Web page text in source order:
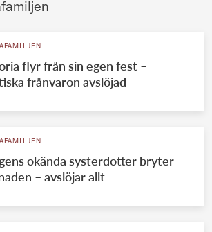
flyr från sin egen fest –
frånvaron avslöjad
okända systerdotter bryter
– avslöjar allt